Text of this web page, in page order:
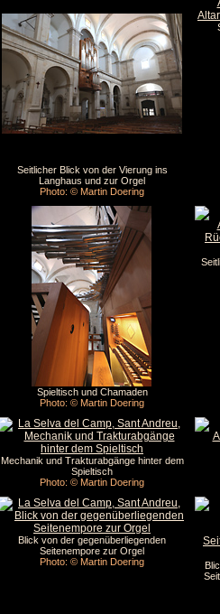
Seitlicher Blick von der Vierung ins
Langhaus und zur Orgel
Photo: © Martin Doering
Spieltisch und Chamaden
Photo: © Martin Doering
Mechanik und Trakturabgänge hinter dem
Spieltisch
Photo: © Martin Doering
Blick von der gegenüberliegenden
Seitenempore zur Orgel
Photo: © Martin Doering